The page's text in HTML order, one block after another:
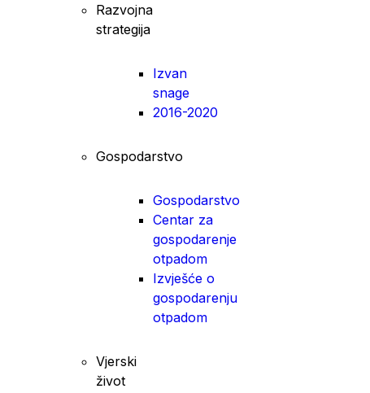
Razvojna
strategija
Izvan
snage
2016-2020
Gospodarstvo
Gospodarstvo
Centar za
gospodarenje
otpadom
Izvješće o
gospodarenju
otpadom
Vjerski
život